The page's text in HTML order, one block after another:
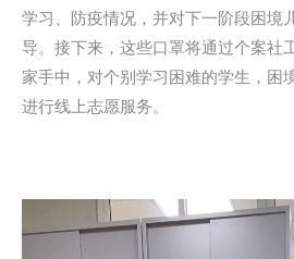
学习、防疫情况，并对下一阶段困境
导。接下来，这些口罩将通过个案社
家手中，对个别学习困难的学生，困
进行线上志愿服务。